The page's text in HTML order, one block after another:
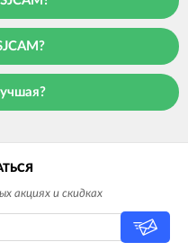
акциях и скидках